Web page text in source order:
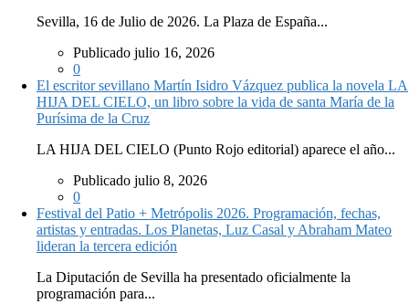
Sevilla, 16 de Julio de 2026. La Plaza de España...
Publicado julio 16, 2026
0
El escritor sevillano Martín Isidro Vázquez publica la novela LA
HIJA DEL CIELO, un libro sobre la vida de santa María de la
Purísima de la Cruz
LA HIJA DEL CIELO (Punto Rojo editorial) aparece el año...
Publicado julio 8, 2026
0
Festival del Patio + Metrópolis 2026. Programación, fechas,
artistas y entradas. Los Planetas, Luz Casal y Abraham Mateo
lideran la tercera edición
La Diputación de Sevilla ha presentado oficialmente la
programación para...